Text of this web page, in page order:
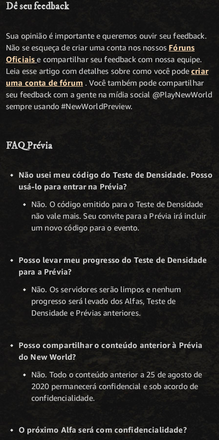
Dê seu feedback
Sua opinião é importante e queremos ouvir seu feedback.
Não se esqueça de criar uma conta nos nossos Fóruns
Oficiais e compartilhar seu feedback com nossa equipe.
Leia esse artigo com detalhes sobre como você podecriar
uma conta de fórum . Você também pode compartilhar
seu feedback com a gente na mídia social @PlayNewWorld
sempre usando #NewWorldPreview.
FAQ Prévia
Não usei meu código do Teste de Densidade. Posso
usá-lo para entrar na Prévia?
Não. O código emitido para o Teste de Densidade
não vale mais. Seu convite para a Prévia irá incluir
um novo código para o evento.
Posso levar meu progresso do Teste de Densidade
para a Prévia?
Não. Os servidores serão limpos e nenhum
progresso será levado dos Alfas, Teste de
Densidade e Prévias anteriores.
Posso compartilhar o conteúdo anterior à Prévia
do New World?
Não. Todo o conteúdo anterior a 25 de agosto de
2020 permanecerá confidencial e sob acordo de
confidencialidade.
O próximo Alfa será com confidencialidade?